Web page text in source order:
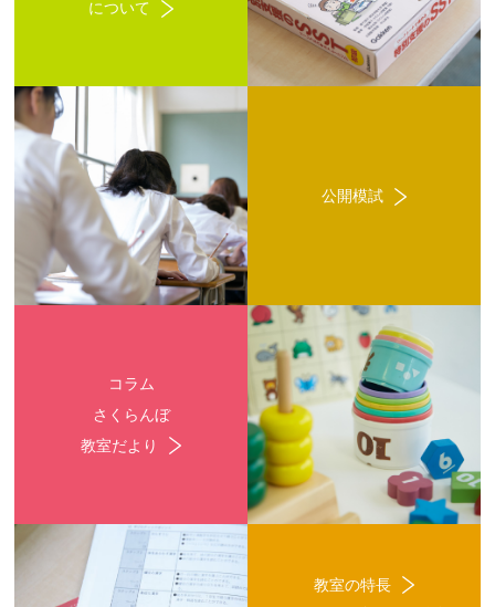
について
公開模試
コラム
さくらんぼ
教室だより
教室の特長